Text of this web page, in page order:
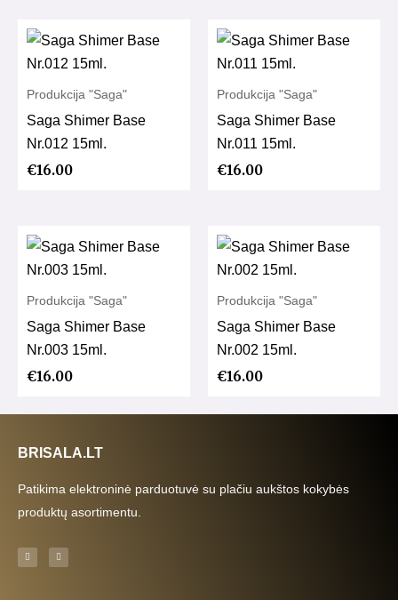
Produkcija "Saga"
Saga Shimer Base
Nr.012 15ml.
€16.00
Produkcija "Saga"
Saga Shimer Base
Nr.011 15ml.
€16.00
Produkcija "Saga"
Saga Shimer Base
Nr.003 15ml.
€16.00
Produkcija "Saga"
Saga Shimer Base
Nr.002 15ml.
€16.00
BRISALA.LT
Patikima elektroninė parduotuvė su plačiu aukštos kokybės
produktų asortimentu.
F
a
c
I
n
s